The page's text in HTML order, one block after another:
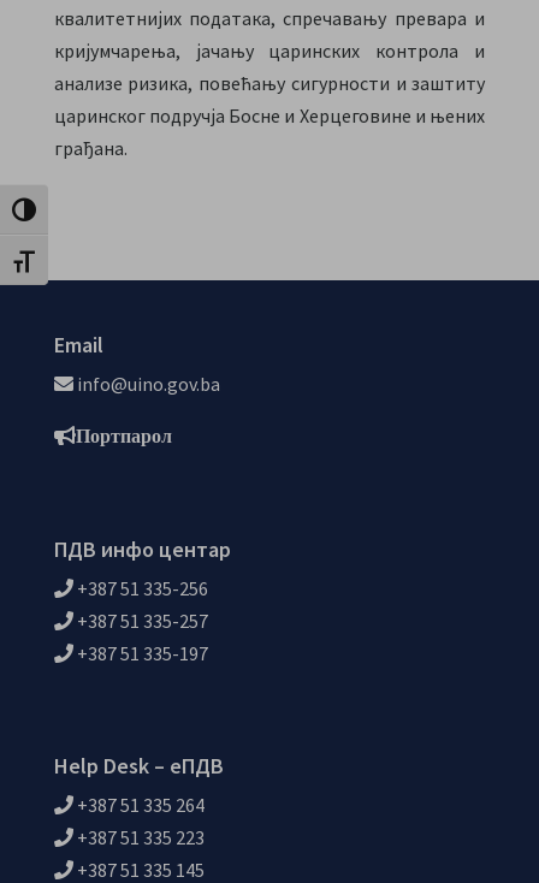
Toggle High Contrast
Toggle Font size
квалитетнијих података, спречавању превара и
кријумчарења, јачању царинских контрола и
анализе ризика, повећању сигурности и заштиту
царинског подручја Босне и Херцеговине и њених
грађана.
Email
info@uino.gov.ba
Портпарол
ПДВ инфо центар
+387 51 335-256
+387 51 335-257
+387 51 335-197
Help Desk – еПДВ
+387 51 335 264
+387 51 335 223
+387 51 335 145